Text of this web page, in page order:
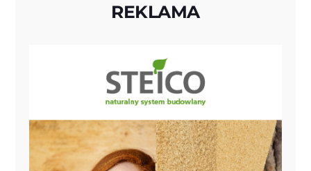
REKLAMA